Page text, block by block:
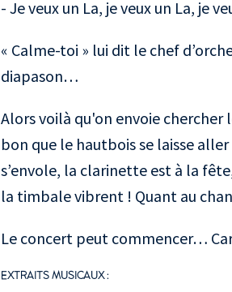
- Je veux un La, je veux un La, je
« Calme-toi » lui dit le chef
diapason…
Alors voilà qu'on envoie chercher
bon que le hautbois se laisse
s’envole, la clarinette est à la
la timbale vibrent ! Quant au
Le concert peut commencer…
EXTRAITS MUSICAUX :